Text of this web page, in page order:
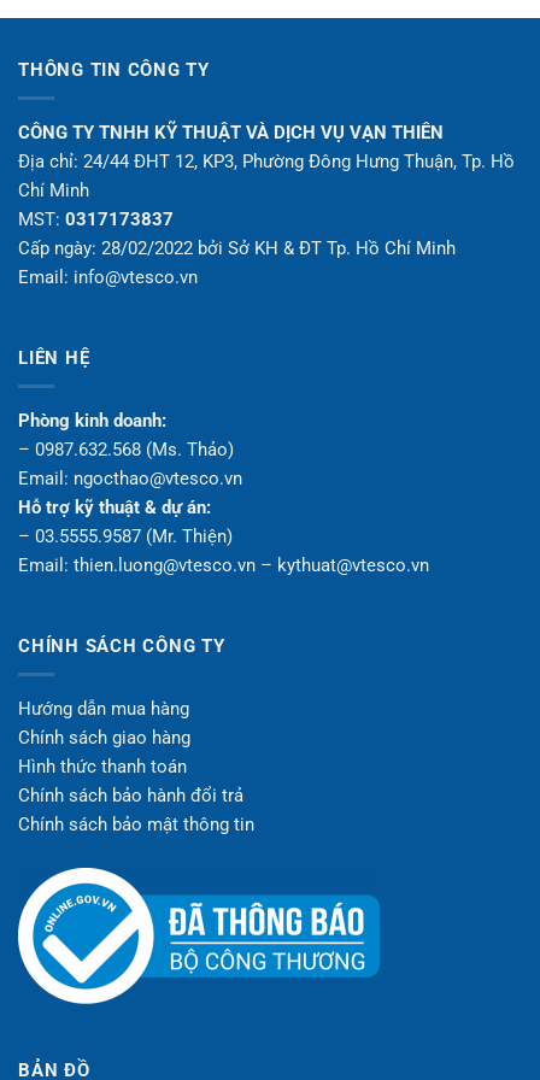
THÔNG TIN CÔNG TY
CÔNG TY TNHH KỸ THUẬT VÀ DỊCH VỤ VẠN THIÊN
Địa chỉ: 24/44 ĐHT 12, KP3, Phường Đông Hưng Thuận, Tp. Hồ
Chí Minh
MST: 0317173837
Cấp ngày: 28/02/2022 bởi Sở KH & ĐT Tp. Hồ Chí Minh
Email: info@vtesco.vn
LIÊN HỆ
Phòng kinh doanh:
– 0987.632.568 (Ms. Thảo)
Email: ngocthao@vtesco.vn
Hỗ trợ kỹ thuật & dự án:
– 03.5555.9587 (Mr. Thiện)
Email: thien.luong@vtesco.vn – kythuat@vtesco.vn
CHÍNH SÁCH CÔNG TY
Hướng dẫn mua hàng
Chính sách giao hàng
Hình thức thanh toán
Chính sách bảo hành đổi trả
Chính sách bảo mật thông tin
BẢN ĐỒ